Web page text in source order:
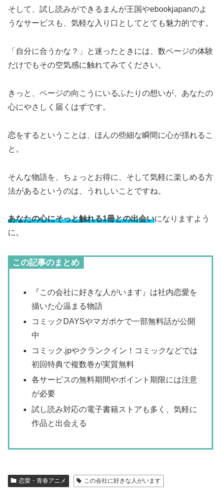
そして、試し読みができるまんが王国やebookjapanのよ
うなサービスも、気軽な入り口としてとても魅力的です。
「自分に合うかな？」と迷ったときには、数ページの体験
だけでもその空気感に触れてみてください。
きっと、ページの向こうにいるふたりの想いが、あなたの
心にやさしく届くはずです。
恋をするということは、ほんの些細な瞬間に心が揺れるこ
と。
そんな物語を、ちょっとお得に、そして気軽に楽しめる方
法があるというのは、うれしいことですね。
あなたの心にそっと触れる1冊との出会いになりますよう
に。
この記事のまとめ
『この会社に好きな人がいます』は社内恋愛を
描いた心温まる物語
コミックDAYSやマガポケで一部無料話が公開
中
コミック.jpやクランクイン！コミックなどでは
初回特典で複数巻が実質無料
各サービスの無料期間やポイント期限には注意
が必要
試し読み対応の電子書籍ストアも多く、気軽に
作品と出会える
恋愛・青春アニメ この会社に好きな人がいます